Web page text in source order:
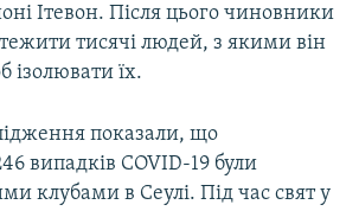
Ітевон. Після цього чиновники
тисячі людей, з якими він
ізолювати їх.
показали, що
випадків COVID-19 були
клубами в Сеулі. Під час свят у